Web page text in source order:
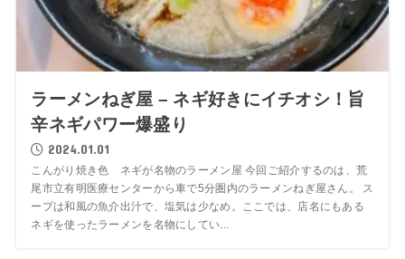
ラーメンねぎ屋 – ネギ好きにイチオシ！旨
辛ネギパワー爆盛り
2024.01.01
こんがり焼き色 ネギが名物のラーメン屋 今回ご紹介するのは、荒
尾市立有明医療センターから車で5分圏内のラーメンねぎ屋さん。 ス
ープは和風の魚介出汁で、塩気は少なめ。ここでは、店名にもある
ネギを使ったラーメンを名物にしてい...